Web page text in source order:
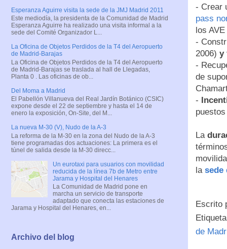
- Crear
pass
los
-
2006) y
-
de
-
La
la sede
Escrito
de
Esperanza Aguirre visita la sede de la JMJ Madrid 2011
Este mediodía, la presidenta de la Comunidad de Madrid
Esperanza Aguirre ha realizado una visita informal a la
sede del Comité Organizador L...
La Oficina de Objetos Perdidos de la T4 del Aeropuerto
de Madrid-Barajas
La Oficina de Objetos Perdidos de la T4 del Aeropuerto
de Madrid-Barajas se traslada al hall de Llegadas,
Planta 0 . Las oficinas de ob...
Del Moma a Madrid
El Pabellón Villanueva del Real Jardín Botánico (CSIC)
expone desde el 22 de septiembre y hasta el 14 de
enero la exposición, On-Site, del M...
La nueva M-30 (V), Nudo de la A-3
La reforma de la M-30 en la zona del Nudo de la A-3
tiene programadas dos actuaciones: La primera es el
túnel de salida desde la M-30 direcc...
Un eurotaxi para usuarios con movilidad
reducida de la línea 7b de Metro entre
Jarama y Hospital del Henares
La Comunidad de Madrid pone en
marcha un servicio de transporte
adaptado que conecta las estaciones de
Jarama y Hospital del Henares, en...
Archivo del blog